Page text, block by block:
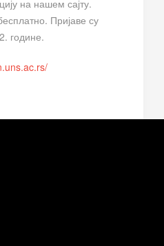
на нашем сајту.
Пријаве су
године.